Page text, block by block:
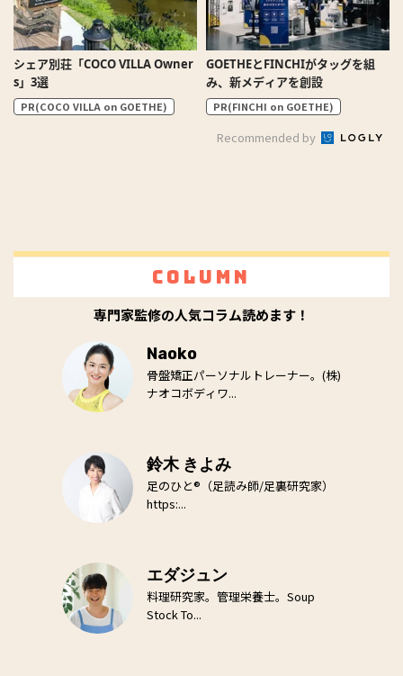
シェア別荘「COCO VILLA Owner
s」3選
PR(COCO VILLA on GOETHE)
GOETHEとFINCHIがタッグを組
み、新メディアを創設
PR(FINCHI on GOETHE)
Recommended by
Column
専門家監修の人気コラム読めます！
Naoko
骨盤矯正パーソナルトレーナー。(株)
ナオコボディワ...
鈴木 きよみ
足のひと®（足読み師/足裏研究家）
https:...
エダジュン
料理研究家。管理栄養士。Soup
Stock To...